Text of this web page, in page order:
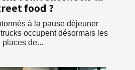
food ?
à la pause déjeuner
occupent désormais les
places de...